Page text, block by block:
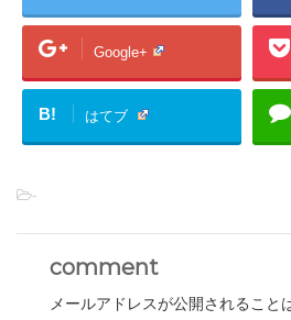
Google+
B! はてブ
-
comment
メールアドレスが公開されること